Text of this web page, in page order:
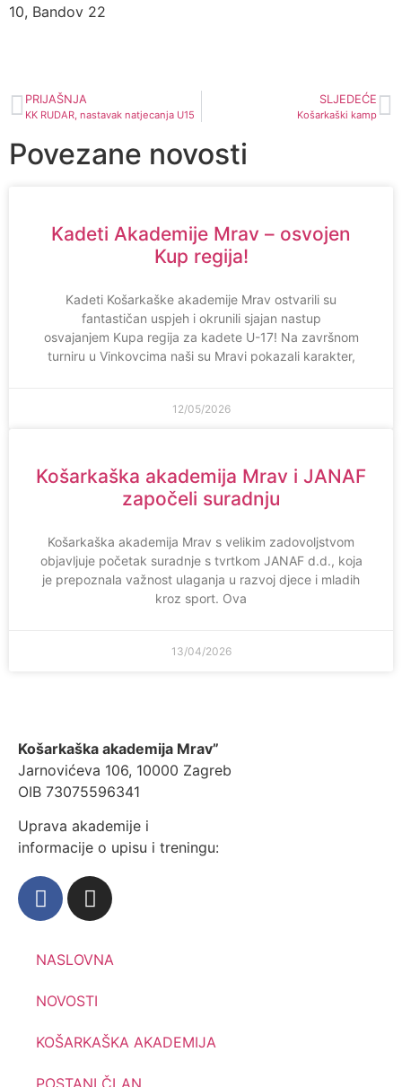
10, Bandov 22
PRIJAŠNJA
KK RUDAR, nastavak natjecanja U15
SLJEDEĆE
Košarkaški kamp
Povezane novosti
Kadeti Akademije Mrav – osvojen
Kup regija!
Kadeti Košarkaške akademije Mrav ostvarili su
fantastičan uspjeh i okrunili sjajan nastup
osvajanjem Kupa regija za kadete U-17! Na završnom
turniru u Vinkovcima naši su Mravi pokazali karakter,
12/05/2026
Košarkaška akademija Mrav i JANAF
započeli suradnju
Košarkaška akademija Mrav s velikim zadovoljstvom
objavljuje početak suradnje s tvrtkom JANAF d.d., koja
je prepoznala važnost ulaganja u razvoj djece i mladih
kroz sport. Ova
13/04/2026
Košarkaška akademija Mrav”
Jarnovićeva 106, 10000 Zagreb
OIB 73075596341
Uprava akademije i
informacije o upisu i treningu:
NASLOVNA
NOVOSTI
KOŠARKAŠKA AKADEMIJA